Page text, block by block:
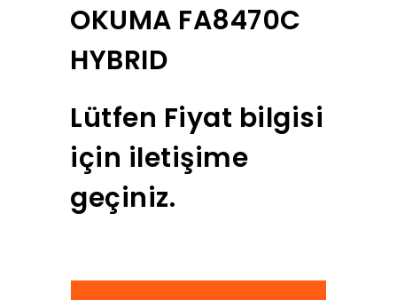
OKUMA FA8470C
HYBRID
Lütfen Fiyat bilgisi
için iletişime
geçiniz.